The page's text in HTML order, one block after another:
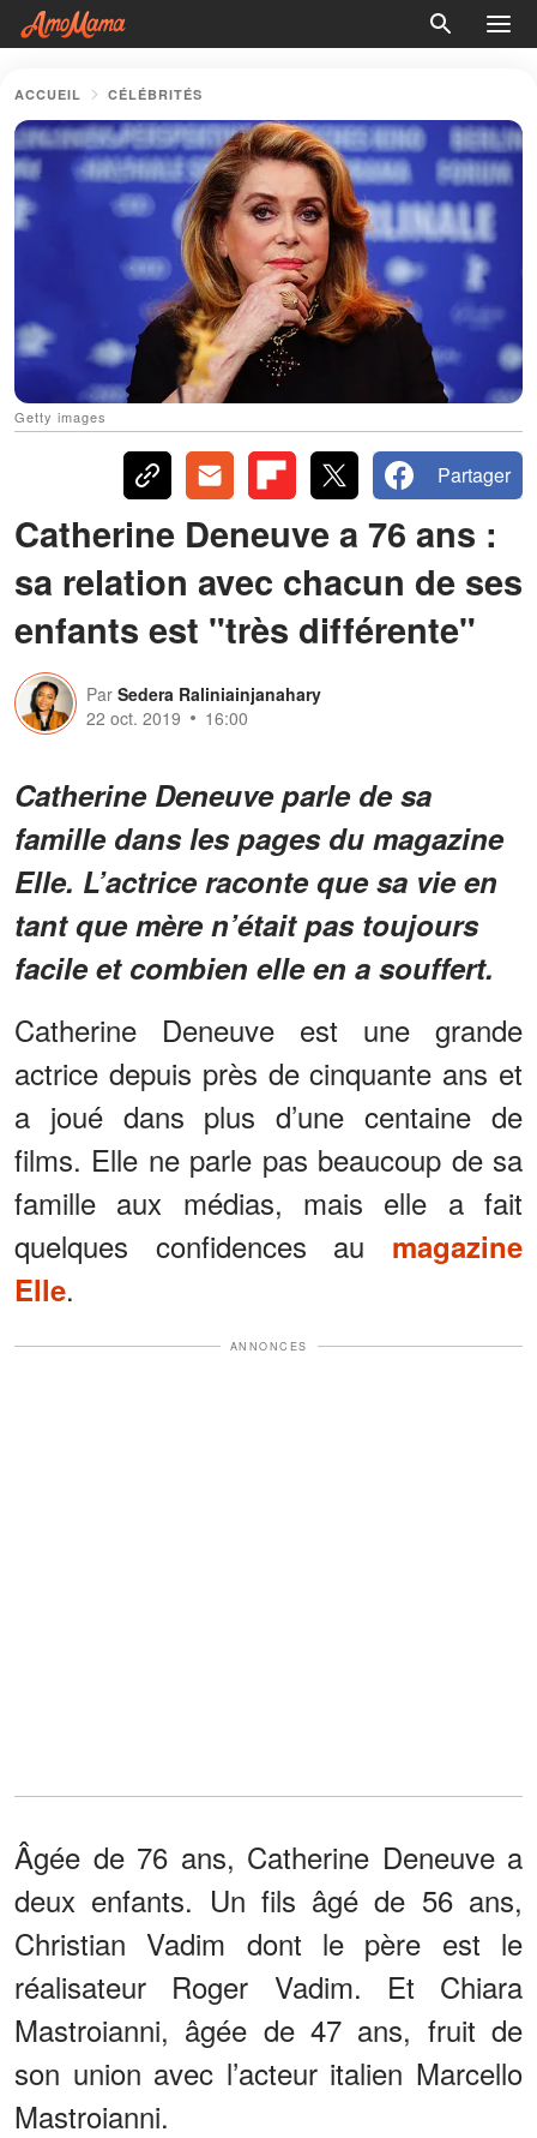
ACCUEIL CÉLÉBRITÉS
Getty images
Partager
Catherine Deneuve a 76 ans :
sa relation avec chacun de ses
enfants est "très différente"
Par Sedera Raliniainjanahary
22 oct. 2019
16:00
Catherine Deneuve parle de sa
famille dans les pages du magazine
Elle. L’actrice raconte que sa vie en
tant que mère n’était pas toujours
facile et combien elle en a souffert.
Catherine Deneuve est une grande
actrice depuis près de cinquante ans et
a joué dans plus d’une centaine de
films. Elle ne parle pas beaucoup de sa
famille aux médias, mais elle a fait
quelques confidences au magazine
Elle.
ANNONCES
Âgée de 76 ans, Catherine Deneuve a
deux enfants. Un fils âgé de 56 ans,
Christian Vadim dont le père est le
réalisateur Roger Vadim. Et Chiara
Mastroianni, âgée de 47 ans, fruit de
son union avec l’acteur italien Marcello
Mastroianni.